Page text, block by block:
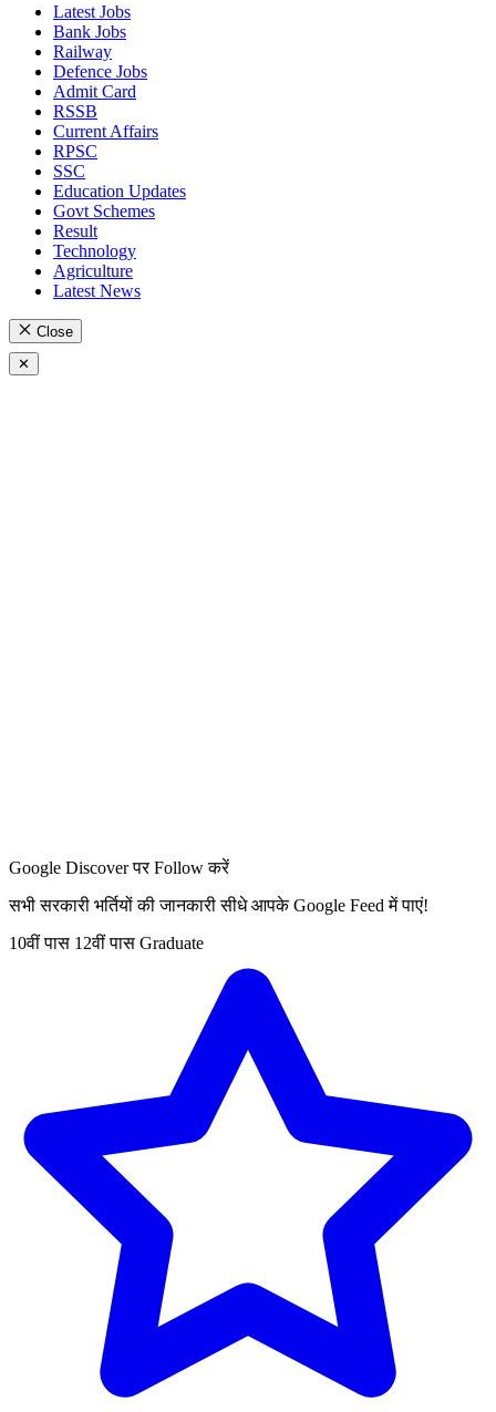
Latest Jobs
Bank Jobs
Railway
Defence Jobs
Admit Card
RSSB
Current Affairs
RPSC
SSC
Education Updates
Govt Schemes
Result
Technology
Agriculture
Latest News
Close
✕
Google Discover पर Follow करें
सभी सरकारी भर्तियों की जानकारी सीधे आपके Google Feed में पाएं!
10वीं पास 12वीं पास Graduate